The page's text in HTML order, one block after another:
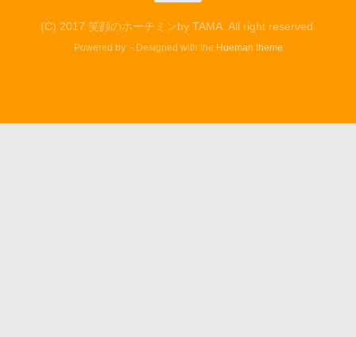
(C) 2017 笑顔のホーチミンby TAMA. All right reserved.
Powered by - Designed with the Hueman theme